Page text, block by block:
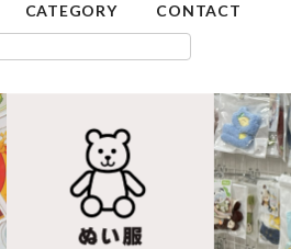
CATEGORY CONTACT